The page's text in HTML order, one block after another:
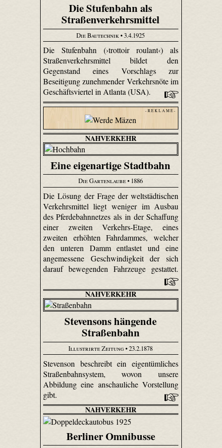
Die Stufenbahn als
Straßenverkehrsmittel
Die Bautechnik• 3.4.1925
Die Stufenbahn (›trottoir roulant‹) als
Straßenverkehrsmittel bildet den
Gegenstand eines Vorschlags zur
Beseitigung zunehmender Verkehrsnöte im
Geschäftsviertel in Atlanta (USA).
- R E K L A M E -
NAHVERKEHR
Eine eigenartige Stadtbahn
Die Gartenlaube• 1886
Die Lösung der Frage der weltstädtischen
Verkehrsmittel liegt weniger im Ausbau
des Pferdebahnnetzes als in der Schaffung
einer zweiten Verkehrs-Etage, eines
zweiten erhöhten Fahrdammes, welcher
den unteren Damm entlastet und eine
angemessene Geschwindigkeit der sich
darauf bewegenden Fahrzeuge gestattet.
NAHVERKEHR
Stevensons hängende
Straßenbahn
Illustrirte Zeitung• 23.2.1878
Stevenson beschreibt ein eigentümliches
Straßenbahnsystem, wovon unsere
Abbildung eine anschauliche Vorstellung
gibt.
NAHVERKEHR
Berliner Omnibusse